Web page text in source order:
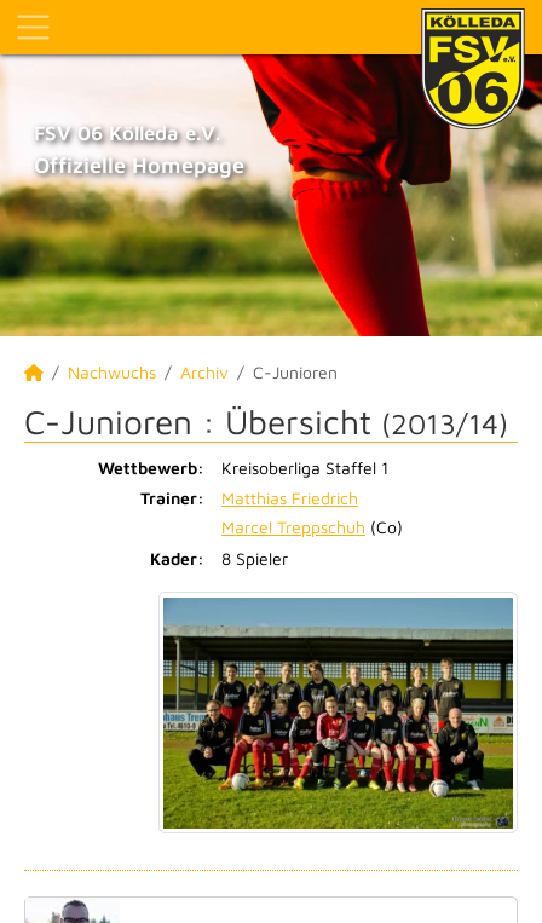
FSV 06 Kölleda e.V.
Offizielle Homepage
Nachwuchs Archiv C-Junioren
C-Junioren : Übersicht (2013/14)
Wettbewerb:
Kreisoberliga Staffel 1
Trainer:
Matthias Friedrich
Marcel Treppschuh (Co)
Kader:
8 Spieler